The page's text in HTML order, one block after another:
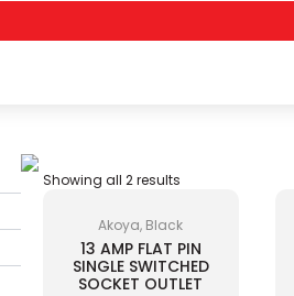
Showing all 2 results
Akoya, Black
13 AMP FLAT PIN
SINGLE SWITCHED
SOCKET OUTLET